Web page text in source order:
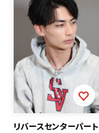
リバースセンターパート